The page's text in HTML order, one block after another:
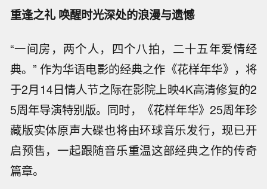
重逢之礼 唤醒时光深处的浪漫与遗憾
“一间房，两个人，四个八拍，二十五年爱情经
典。” 作为华语电影的经典之作《花样年华》，将
于2月14日情人节之际在影院上映4K高清修复的2
5周年导演特别版。同时，《花样年华》25周年珍
藏版实体原声大碟也将由环球音乐发行，现已开
启预售，一起跟随音乐重温这部经典之作的传奇
篇章。